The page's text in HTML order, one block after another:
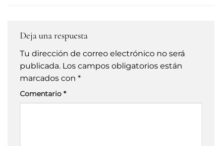
Deja una respuesta
Tu dirección de correo electrónico no será
publicada. Los campos obligatorios están
marcados con *
Comentario *